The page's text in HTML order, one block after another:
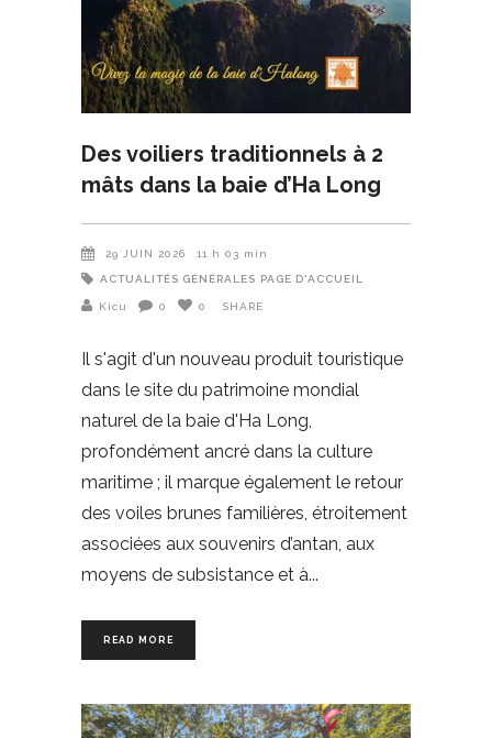
Des voiliers traditionnels à 2
mâts dans la baie d’Ha Long
29 JUIN 2026 11 h 03 min
ACTUALITÉS GÉNÉRALES PAGE D'ACCUEIL
Kicu 0 0 SHARE
Il s'agit d'un nouveau produit touristique
dans le site du patrimoine mondial
naturel de la baie d'Ha Long,
profondément ancré dans la culture
maritime ; il marque également le retour
des voiles brunes familières, étroitement
associées aux souvenirs d’antan, aux
moyens de subsistance et à
READ MORE